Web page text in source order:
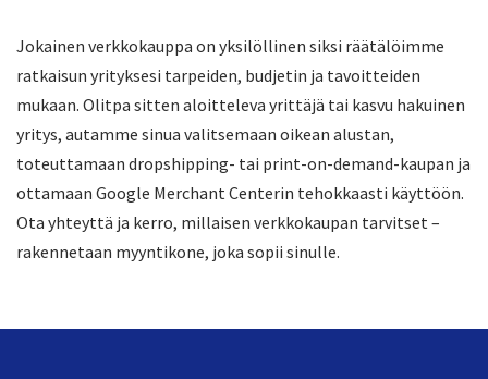
Jokainen verkkokauppa on yksilöllinen siksi räätälöimme
ratkaisun yrityksesi tarpeiden, budjetin ja tavoitteiden
mukaan. Olitpa sitten aloitteleva yrittäjä tai kasvu hakuinen
yritys, autamme sinua valitsemaan oikean alustan,
toteuttamaan dropshipping- tai print-on-demand-kaupan ja
ottamaan Google Merchant Centerin tehokkaasti käyttöön.
Ota yhteyttä ja kerro, millaisen verkkokaupan tarvitset –
rakennetaan myyntikone, joka sopii sinulle.